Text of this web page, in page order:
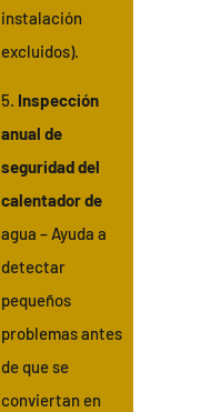
instalación
excluidos).
5. Inspección
anual de
seguridad del
calentador de
agua – Ayuda a
detectar
pequeños
problemas antes
de que se
conviertan en